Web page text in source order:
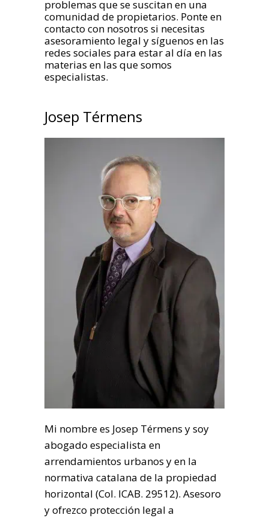
problemas que se suscitan en una
comunidad de propietarios. Ponte en
contacto con nosotros si necesitas
asesoramiento legal y síguenos en las
redes sociales para estar al día en las
materias en las que somos
especialistas.
Josep Térmens
Mi nombre es Josep Térmens y soy
abogado especialista en
arrendamientos urbanos y en la
normativa catalana de la propiedad
horizontal (Col. ICAB. 29512). Asesoro
y ofrezco protección legal a